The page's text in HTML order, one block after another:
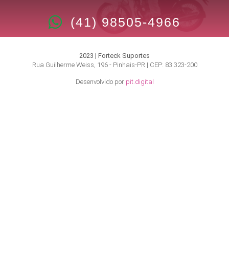
(41) 98505-4966
2023 | Forteck Suportes
Rua Guilherme Weiss, 196 - Pinhais-PR | CEP: 83.323-200
Desenvolvido por pit.digital